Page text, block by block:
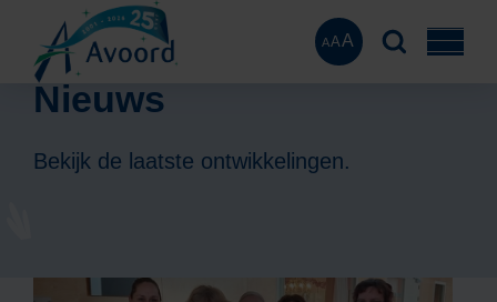
AAA
Nieuws
Bekijk de laatste ontwikkelingen.